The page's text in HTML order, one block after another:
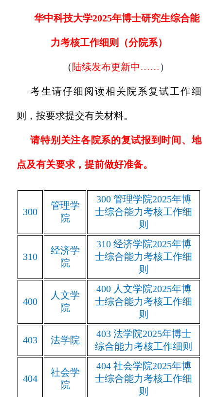
华中科技大学2025年博士研究生综合能
力考核工作细则（分院系）
（陆续发布更新中…… ）
考生请仔细阅读相关院系复试工作细
则，按要求提交有关材料。
请特别关注各院系的复试报到时间、地
点及有关要求，提前做好准备。
300
管理学
院
300 管理学院2025年博
士综合能力考核工作细
则
310
经济学
院
310 经济学院2025年博
士综合能力考核工作细
则
400
人文学
院
400 人文学院2025年博
士综合能力考核工作细
则
403 法学院
403 法学院2025年博士
综合能力考核工作细则
404
社会学
院
404 社会学院2025年博
士综合能力考核工作细
则